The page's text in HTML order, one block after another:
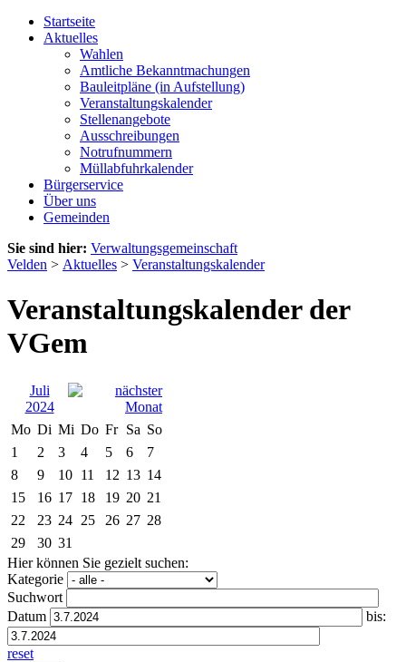
Startseite
Aktuelles
Wahlen
Amtliche Bekanntmachungen
Bauleitpläne (in Aufstellung)
Veranstaltungskalender
Stellenangebote
Ausschreibungen
Notrufnummern
Müllabfuhrkalender
Bürgerservice
Über uns
Gemeinden
Sie sind hier: Verwaltungsgemeinschaft
Velden > Aktuelles > Veranstaltungskalender
Veranstaltungskalender der
VGem
Juli
2024
Mo Di Mi Do Fr Sa So
1
2 3 4 5 6
7
8
9 10 11 12 13 14
15
16 17 18 19 20 21
22
23 24 25 26 27 28
29
30 31
Hier können Sie gezielt suchen:
Kategorie
Suchwort
Datum
bis:
reset